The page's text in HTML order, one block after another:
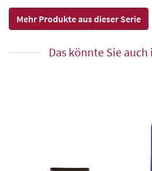
Mehr Produkte aus dieser Serie
Das könnte Sie